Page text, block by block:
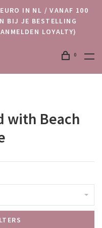
IN NL / VANAF 100
BIJ JE BESTELLING
LOYALTY)
0
with Beach